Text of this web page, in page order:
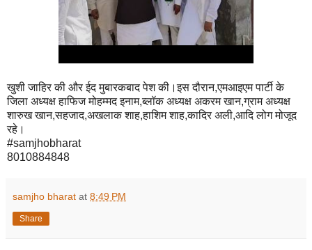
खुशी जाहिर की और ईद मुबारकबाद पेश की।इस दौरान,एमआइएम पार्टी के
जिला अध्यक्ष हाफिज मोहम्मद इनाम,ब्लॉक अध्यक्ष अकरम खान,ग्राम अध्यक्ष
शारुख खान,सहजाद,अखलाक शाह,हाशिम शाह,कादिर अली,आदि लोग मोजूद
रहे।
#samjhobharat
8010884848
samjho bharat at 8:49 PM
Share